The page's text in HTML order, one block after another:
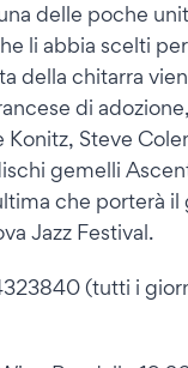
delle poche
li abbia scelti
della chitarra
di
Steve
gemelli
che porterà
Jazz Festival.
(tutti i